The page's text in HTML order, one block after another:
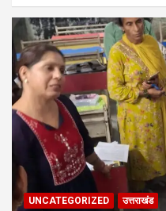
UNCATEGORIZED उत्तराखंड